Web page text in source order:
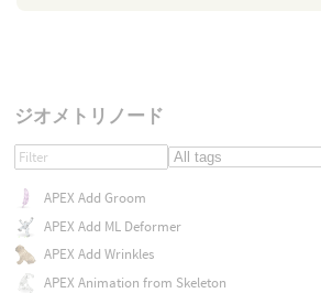
ジオメトリノード
APEX Add Groom
APEX Add ML Deformer
APEX Add Wrinkles
APEX Animation from Skeleton